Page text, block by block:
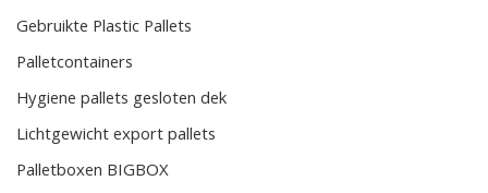
Gebruikte Plastic Pallets
Palletcontainers
Hygiene pallets gesloten dek
Lichtgewicht export pallets
Palletboxen BIGBOX